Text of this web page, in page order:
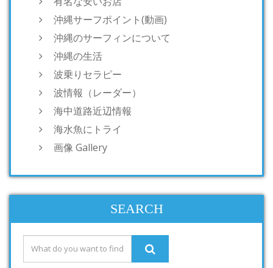
沖縄サーフポイント(動画)
沖縄のサーフィンについて
沖縄の生活
波乗りセラピー
波情報（レーダー）
海中道路近辺情報
海水魚にトライ
画像 Gallery
SEARCH